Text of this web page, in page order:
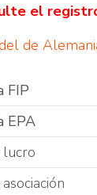
el
de
FIP
EPA
lucro